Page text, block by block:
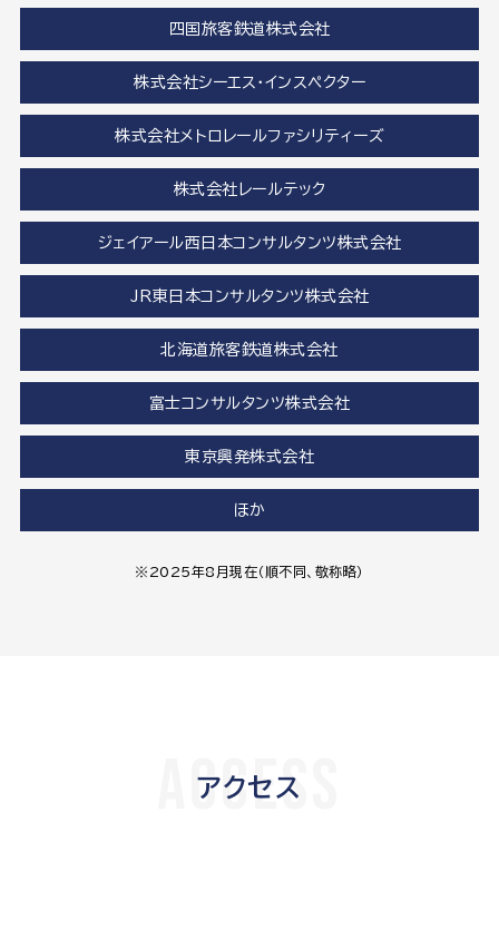
四国旅客鉄道株式会社
株式会社シーエス・インスペクター
株式会社メトロレールファシリティーズ
株式会社レールテック
ジェイアール西日本コンサルタンツ株式会社
JR東日本コンサルタンツ株式会社
北海道旅客鉄道株式会社
富士コンサルタンツ株式会社
東京興発株式会社
ほか
※2025年8月現在（順不同、敬称略）
アクセス
ACCESS